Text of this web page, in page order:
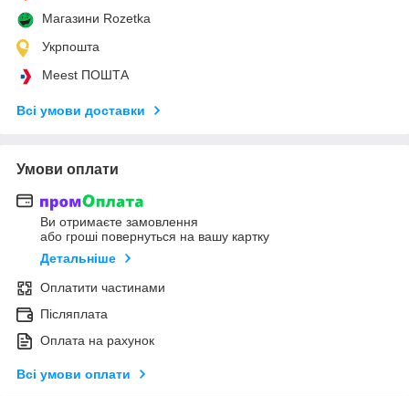
Магазини Rozetka
Укрпошта
Meest ПОШТА
Всі умови доставки
Умови оплати
Ви отримаєте замовлення
або гроші повернуться на вашу картку
Детальніше
Оплатити частинами
Післяплата
Оплата на рахунок
Всі умови оплати